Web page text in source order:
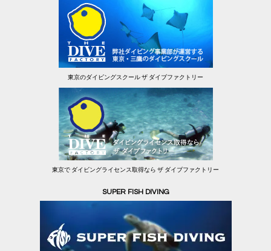
東京のダイビングスクール ザ ダイブファクトリー
東京で ダイビングライセンス取得なら ザ ダイブファクトリー
SUPER FISH DIVING